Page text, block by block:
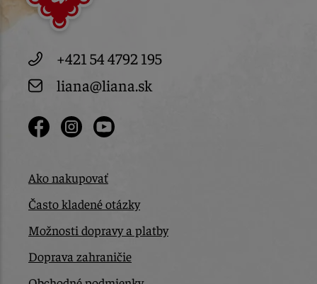
+421 54 4792 195
liana@liana.sk
Ako nakupovať
Často kladené otázky
Možnosti dopravy a platby
Doprava zahraničie